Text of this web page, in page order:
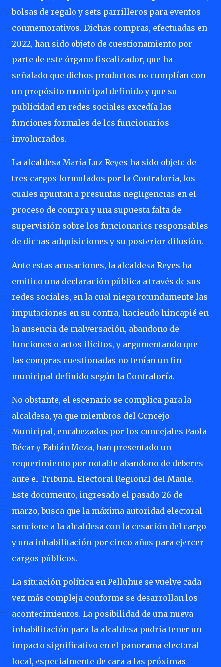
bolsas de regalo y sets parrilleros para eventos
conmemorativos. Dichas compras, efectuadas en
2022, han sido objeto de cuestionamiento por
parte de este órgano fiscalizador, que ha
señalado que dichos productos no cumplían con
un propósito municipal definido y que su
publicidad en redes sociales excedía las
funciones formales de los funcionarios
involucrados.
La alcaldesa María Luz Reyes ha sido objeto de
tres cargos formulados por la Contraloría, los
cuales apuntan a presuntas negligencias en el
proceso de compra y una supuesta falta de
supervisión sobre los funcionarios responsables
de dichas adquisiciones y su posterior difusión.
Ante estas acusaciones, la alcaldesa Reyes ha
emitido una declaración pública a través de sus
redes sociales, en la cual niega rotundamente las
imputaciones en su contra, haciendo hincapié en
la ausencia de malversación, abandono de
funciones o actos ilícitos, y argumentando que
las compras cuestionadas no tenían un fin
municipal definido según la Contraloría.
No obstante, el escenario se complica para la
alcaldesa, ya que miembros del Concejo
Municipal, encabezados por los concejales Paola
Bécar y Fabián Meza, han presentado un
requerimiento por notable abandono de deberes
ante el Tribunal Electoral Regional del Maule.
Este documento, ingresado el pasado 26 de
marzo, busca que la máxima autoridad electoral
sancione a la alcaldesa con la cesación del cargo
y una inhabilitación por cinco años para ejercer
cargos públicos.
La situación política en Pelluhue se vuelve cada
vez más compleja conforme se desarrollan los
acontecimientos. La posibilidad de una nueva
inhabilitación para la alcaldesa podría tener un
impacto significativo en el panorama electoral
local, especialmente de cara a las próximas